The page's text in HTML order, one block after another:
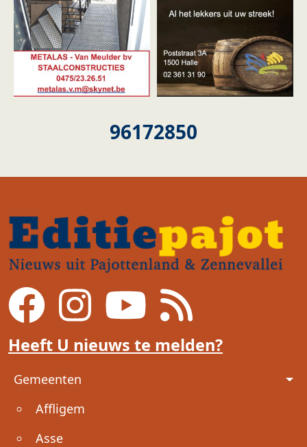
96172850
Heeft U nieuws te melden?
Voet
Gemeenten
Affligem
Asse